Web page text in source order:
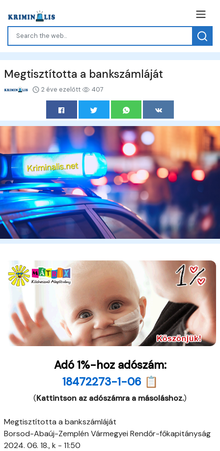
Megtisztította a bankszámláját
2 éve ezelőtt 407
Adó 1%-hoz adószám:
18472273-1-06 📋
(Kattintson az adószámra a másoláshoz.)
Megtisztította a bankszámláját
Borsod-Abaúj-Zemplén Vármegyei Rendőr-főkapitányság
2024. 06. 18., k - 11:50